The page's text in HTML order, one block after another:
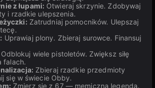
z łupami: Otwieraj skrzynie. Zdobywaj
i rzadkie ulepszenia.
Zatrudniaj pomocników. Ulepszaj
Uprawiaj plony. Zbieraj surowce. Finansuj
Odblokuj wiele pistoletów. Zwiększ siłę
falach.
Zbieraj rzadkie przedmioty
się w świecie Obby.
Zmierz się z 67 — memiczną legendą.